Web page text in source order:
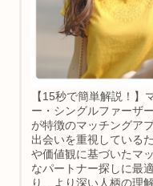
【15秒で簡単解説！】
ー・シングルファーザ
が特徴のマッチングア
出会いを重視している
や価値観に基づいたマ
なパートナー探しに最
り、より深い人柄の理